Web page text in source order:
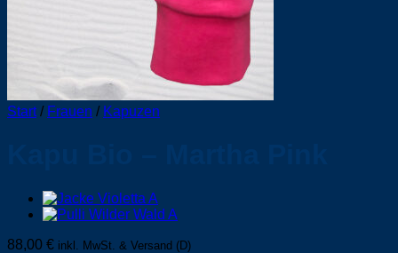
Start / Frauen / Kapuzen
88,00 € inkl. MwSt. & Versand (D)